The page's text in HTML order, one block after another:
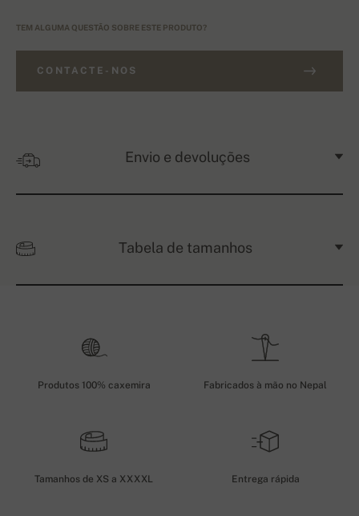
TEM ALGUMA QUESTÃO SOBRE ESTE PRODUTO?
CONTACTE-NOS
Envio e devoluções
Tabela de tamanhos
Produtos 100% caxemira Fabricados à mão no Nepal
Tamanhos de XS a XXXXL Entrega rápida